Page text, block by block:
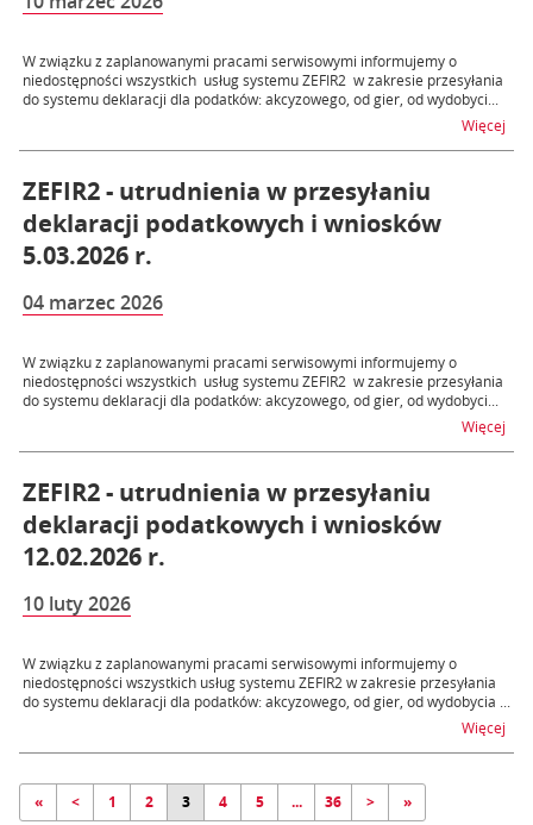
W związku z zaplanowanymi pracami serwisowymi informujemy o
niedostępności wszystkich usług systemu ZEFIR2 w zakresie przesyłania
do systemu deklaracji dla podatków: akcyzowego, od gier, od wydobyci...
Więcej
ZEFIR2 - utrudnienia w przesyłaniu
deklaracji podatkowych i wniosków
5.03.2026 r.
04 marzec 2026
W związku z zaplanowanymi pracami serwisowymi informujemy o
niedostępności wszystkich usług systemu ZEFIR2 w zakresie przesyłania
do systemu deklaracji dla podatków: akcyzowego, od gier, od wydobyci...
Więcej
ZEFIR2 - utrudnienia w przesyłaniu
deklaracji podatkowych i wniosków
12.02.2026 r.
10 luty 2026
W związku z zaplanowanymi pracami serwisowymi informujemy o
niedostępności wszystkich usług systemu ZEFIR2 w zakresie przesyłania
do systemu deklaracji dla podatków: akcyzowego, od gier, od wydobycia ...
Więcej
« < 1 2 3 4 5 ... 36 > »